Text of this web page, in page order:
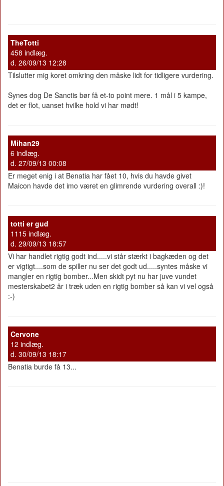
TheTotti
458 indlæg.
d. 26/09/13 12:28
Tilslutter mig koret omkring den måske lidt for tidligere vurdering.
Synes dog De Sanctis bør få et-to point mere. 1 mål i 5 kampe,
det er flot, uanset hvilke hold vi har mødt!
Mihan29
6 indlæg.
d. 27/09/13 00:08
Er meget enig i at Benatia har fået 10, hvis du havde givet
Maicon havde det imo været en glimrende vurdering overall :)!
totti er gud
1115 indlæg.
d. 29/09/13 18:57
Vi har handlet rigtig godt ind.....vi står stærkt i bagkæden og det
er vigtigt....som de spiller nu ser det godt ud.....syntes måske vi
mangler en rigtig bomber...Men skidt pyt nu har juve vundet
mesterskabet2 år i træk uden en rigtig bomber så kan vi vel også
:-)
Cervone
12 indlæg.
d. 30/09/13 18:17
Benatia burde få 13...